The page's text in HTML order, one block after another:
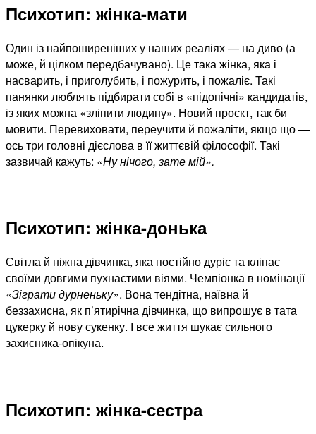
Психотип: жінка-мати
Один із найпоширеніших у наших реаліях — на диво (а
може, й цілком передбачувано). Це така жінка, яка і
насварить, і приголубить, і пожурить, і пожаліє. Такі
панянки люблять підбирати собі в «підопічні» кандидатів,
із яких можна «зліпити людину». Новий проєкт, так би
мовити. Перевиховати, переучити й пожаліти, якщо що —
ось три головні дієслова в її життєвій філософії. Такі
зазвичай кажуть: «Ну нічого, зате мій».
Психотип: жінка-донька
Світла й ніжна дівчинка, яка постійно дуріє та кліпає
своїми довгими пухнастими віями. Чемпіонка в номінації
«Зіграти дурненьку». Вона тендітна, наївна й
беззахисна, як п’ятирічна дівчинка, що випрошує в тата
цукерку й нову сукенку. І все життя шукає сильного
захисника-опікуна.
Психотип: жінка-сестра